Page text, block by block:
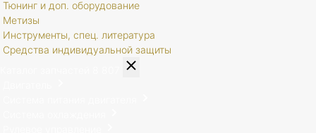
Тюнинг и доп. оборудование
Метизы
Инструменты, спец. литература
Средства индивидуальной защиты